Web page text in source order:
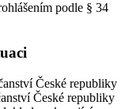
podle § 34
České republiky
České republiky